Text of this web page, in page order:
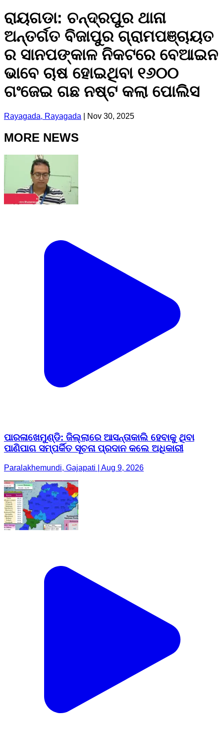
ରାୟଗଡା: ଚନ୍ଦ୍ରପୁର ଥାନା
ଅନ୍ତର୍ଗତ ବିଜାପୁର ଗ୍ରାମପଞ୍ଚାୟତ
ର ସାନପଙ୍କାଳ ନିକଟରେ ବେଆଇନ
ଭାବେ ଚାଷ ହୋଇଥିବା ୧୬୦୦
ଗଂଜେଇ ଗଛ ନଷ୍ଟ କଲା ପୋଲିସ
Rayagada, Rayagada Nov 30, 2025
MORE NEWS
ପାରଳାଖେମୁଣ୍ଡି: ଜିଲ୍ଲାରେ ଆସନ୍ତାକାଲି ହେବାକୁ ଥିବା
ପାଣିପାଗ ସମ୍ପର୍କିତ ସୂଚନା ପ୍ରଦାନ କଲେ ଅଧିକାରୀ
Paralakhemundi, Gajapati | Aug 9, 2026